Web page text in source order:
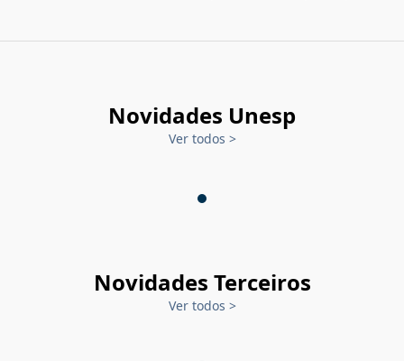
Novidades Unesp
Ver todos >
Novidades Terceiros
Ver todos >